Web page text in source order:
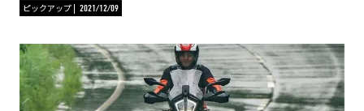
ピックアップ
2021/12/09